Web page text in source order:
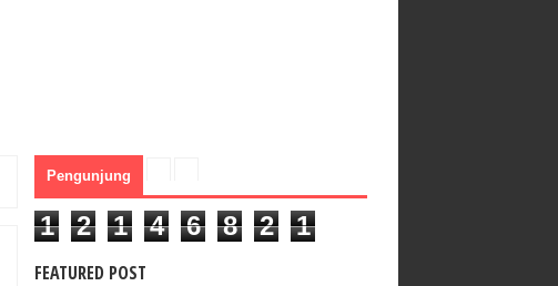
Pengunjung
1 2 1 4 6 8 2 1
FEATURED POST